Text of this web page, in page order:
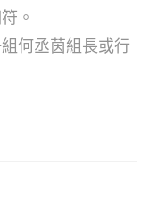
。
何丞茵組長或行